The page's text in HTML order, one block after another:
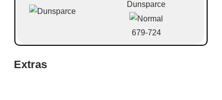
Dunsparce
679-724
Extras